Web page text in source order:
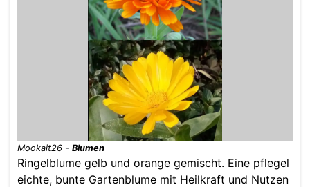
Mookait26 - Blumen
Ringelblume gelb und orange gemischt. Eine pflegel
eichte, bunte Gartenblume mit Heilkraft und Nutzen